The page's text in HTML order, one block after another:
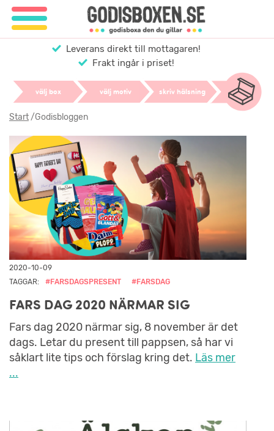
Leverans direkt till mottagaren!
Frakt ingår i priset!
välj box välj motiv skriv hälsning
Start/Godisbloggen
2020-10-09
TAGGAR:
#FARSDAGSPRESENT #FARSDAG
FARS DAG 2020 NÄRMAR SIG
Fars dag 2020 närmar sig, 8 november är det
dags. Letar du present till pappsen, så har vi
såklart lite tips och förslag kring det. Läs mer
...